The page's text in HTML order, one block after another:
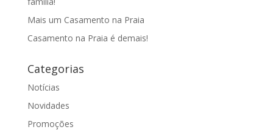
Mais um Casamento na Praia
Casamento na Praia é demais!
Categorias
Notícias
Novidades
Promoções